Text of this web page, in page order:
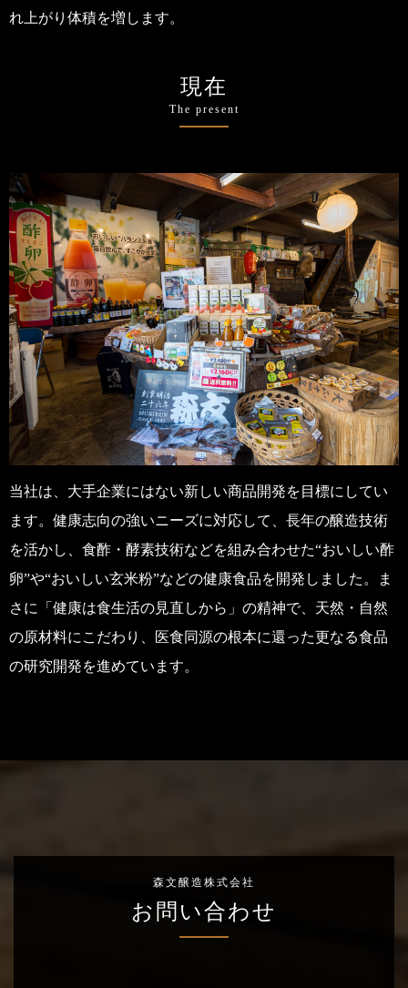
れ上がり体積を増します。
現在
The present
当社は、大手企業にはない新しい商品開発を目標にしてい
ます。健康志向の強いニーズに対応して、長年の醸造技術
を活かし、食酢・酵素技術などを組み合わせた“おいしい酢
卵”や“おいしい玄米粉”などの健康食品を開発しました。ま
さに「健康は食生活の見直しから」の精神で、天然・自然
の原材料にこだわり、医食同源の根本に還った更なる食品
の研究開発を進めています。
森文醸造株式会社
お問い合わせ